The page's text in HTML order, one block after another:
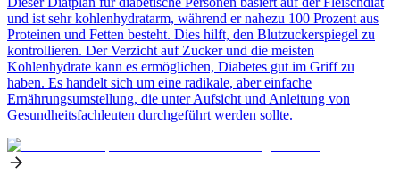
und ist sehr kohlenhydratarm, während er nahezu 100 Prozent aus
Proteinen und Fetten besteht. Dies hilft, den Blutzuckerspiegel zu
kontrollieren. Der Verzicht auf Zucker und die meisten
Kohlenhydrate kann es ermöglichen, Diabetes gut im Griff zu
haben. Es handelt sich um eine radikale, aber einfache
Ernährungsumstellung, die unter Aufsicht und Anleitung von
Gesundheitsfachleuten durchgeführt werden sollte.